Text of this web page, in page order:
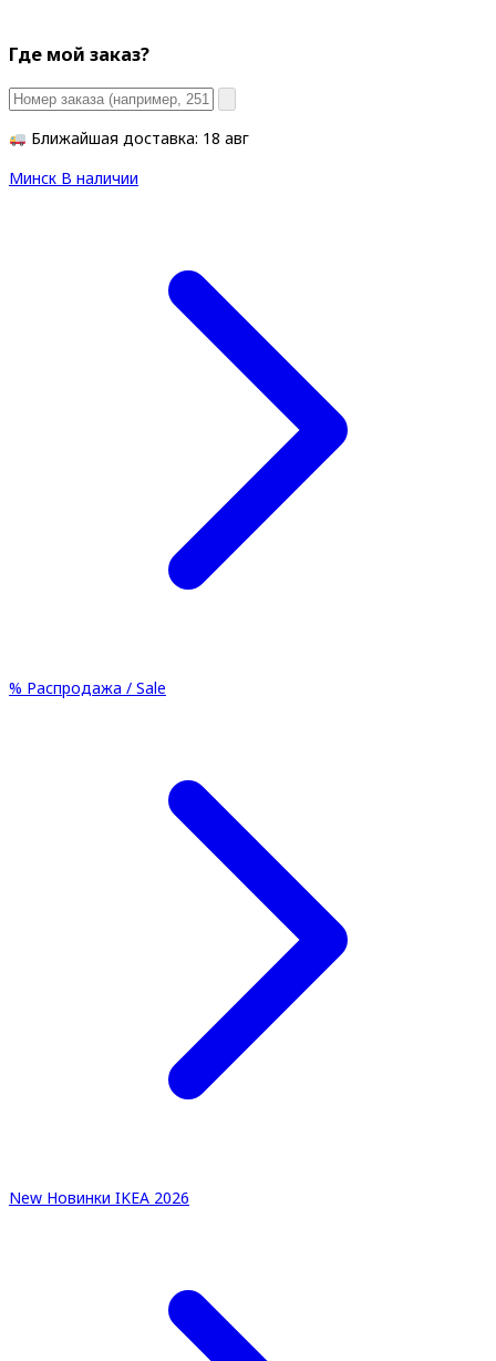
Где мой заказ?
Ближайшая доставка: 18 авг
Минск В наличии
% Распродажа / Sale
New Новинки IKEA 2026